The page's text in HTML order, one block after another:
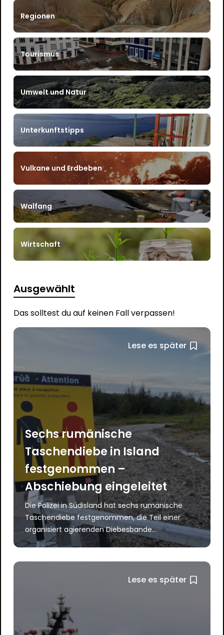
Regionen
Tourismus
Umwelt und Natur
Unterkunftstipps
Vulkane und Erdbeben
Walfang
Wirtschaft
Ausgewählt
Das solltest du auf keinen Fall verpassen!
Lese es später
Sechs rumänische
Taschendiebe in Island
festgenommen –
Abschiebung eingeleitet
Die Polizei in Südisland hat sechs rumänische
Taschendiebe festgenommen, die Teil einer
organisiert agierenden Diebesbande...
Lese es später